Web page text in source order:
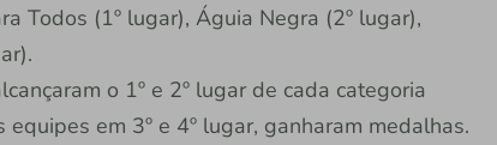
Todos (1º lugar), Águia Negra (2º lugar),
o 1º e 2º lugar de cada categoria
em 3º e 4º lugar, ganharam medalhas.